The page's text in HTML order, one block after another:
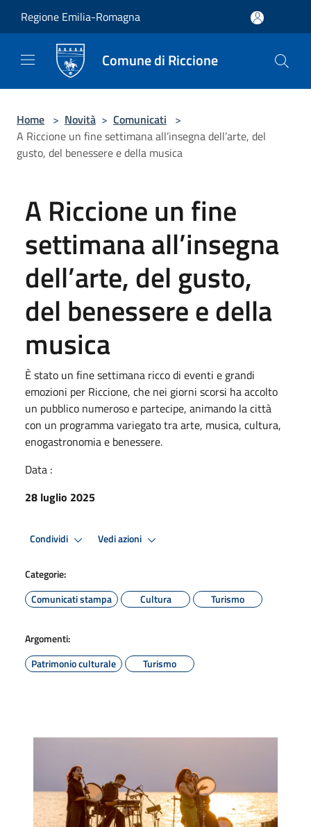
Regione Emilia-Romagna
Comune di Riccione
Home > Novità > Comunicati >
A Riccione un fine settimana all’insegna dell’arte, del
gusto, del benessere e della musica
A Riccione un fine
settimana all’insegna
dell’arte, del gusto,
del benessere e della
musica
È stato un fine settimana ricco di eventi e grandi
emozioni per Riccione, che nei giorni scorsi ha accolto
un pubblico numeroso e partecipe, animando la città
con un programma variegato tra arte, musica, cultura,
enogastronomia e benessere.
Data :
28 luglio 2025
Condividi Vedi azioni
Categorie:
Comunicati stampa
Cultura Turismo
Argomenti:
Patrimonio culturale
Turismo